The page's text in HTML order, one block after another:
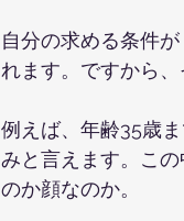
自分の求める条件
れます。ですから
例えば、年齢35歳
みと言えます。こ
のか顔なのか。